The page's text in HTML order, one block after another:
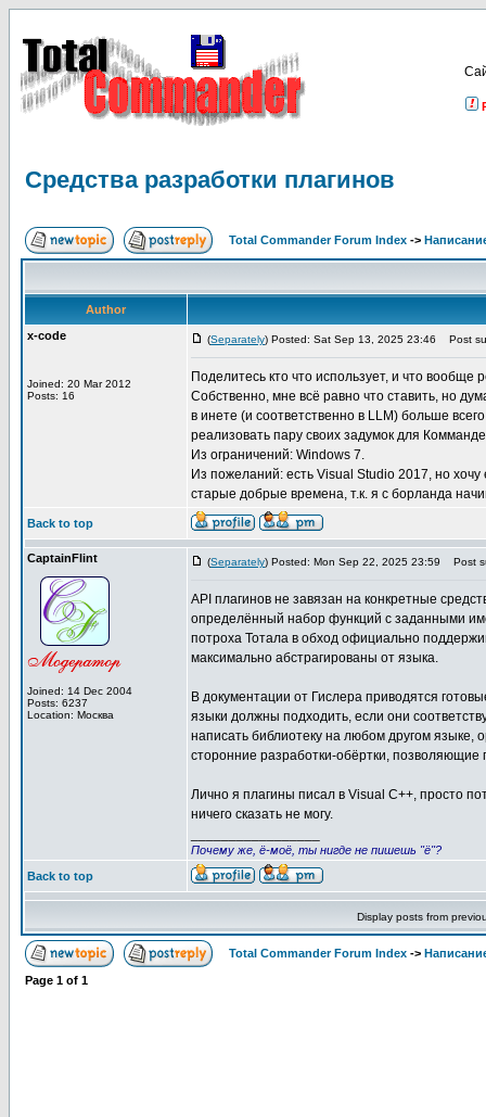
Средства разработки плагинов
Total Commander Forum Index ->
Author
x-code
Joined: 20 Mar 2012
Posts: 16
(Separately) Posted: Sat Sep 13, 2025 23:46 Post
Поделитесь кто что использует, и что вообще
Собственно, мне всё равно что ставить, но
в инете (и соответственно в LLM) больше
реализовать пару своих задумок для
Из ограничений: Windows 7.
Из пожеланий: есть Visual Studio 2017, но
старые добрые времена, т.к. я с борланда
Back to top
CaptainFlint
Joined: 14 Dec 2004
Posts: 6237
Location: Москва
(Separately) Posted: Mon Sep 22, 2025 23:59 Post
API плагинов не завязан на конкретные
определённый набор функций с заданными
потроха Тотала в обход официально
максимально абстрагированы от языка.
В документации от Гислера приводятся
языки должны подходить, если они
написать библиотеку на любом другом языке,
сторонние разработки-обёртки,
Лично я плагины писал в Visual C++, просто
ничего сказать не могу.
Почему же, ё-моё, ты нигде не пишешь "ё"?
Back to top
Display posts from
Total Commander Forum Index ->
Page 1 of 1